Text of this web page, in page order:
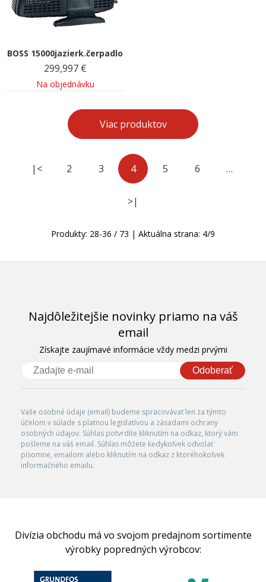
BOSS 15000jazierk.čerpadlo
299,997 €
Na objednávku
Viac produktov
|< 2 3 4 5 6 …
>|
Produkty: 28-36 / 73 | Aktuálna strana: 4/9
Najdôležitejšie novinky priamo na váš
email
Získajte zaujímavé informácie vždy medzi prvými
Odoberať
Vaše osobné údaje (email) budeme spracovávať len za týmto
účelom v súlade s platnou legislatívou a zásadami ochrany
osobných údajov. Súhlas potvrdíte kliknutím na odkaz, ktorý vám
pošleme na váš email. Súhlas môžete kedykoľvek odvolať
písomne, emailom alebo kliknutím na odkaz z ktoréhokoľvek
informačného emailu.
Divízia obchodu má vo svojom predajnom sortimente
výrobky popredných výrobcov: